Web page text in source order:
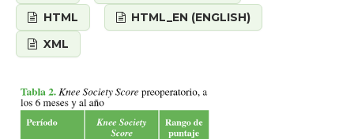
HTML
HTML_EN (ENGLISH)
XML